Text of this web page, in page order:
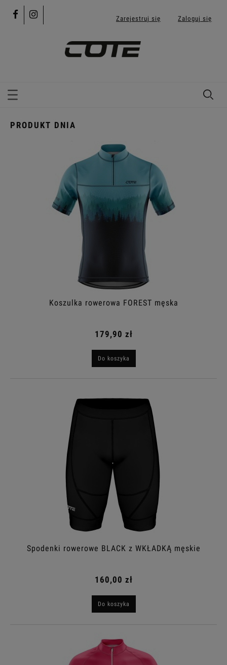
Zarejestruj się Zaloguj się
PRODUKT DNIA
Koszulka rowerowa FOREST męska
179,90 zł
Do koszyka
Spodenki rowerowe BLACK z WKŁADKĄ męskie
160,00 zł
Do koszyka